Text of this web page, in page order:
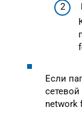
Если
network